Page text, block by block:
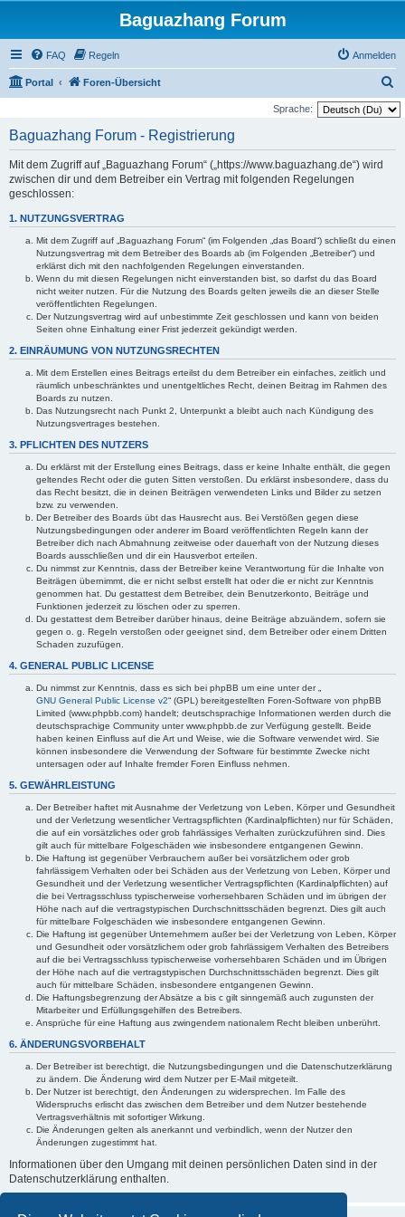
Baguazhang Forum
FAQ Regeln Anmelden
Portal Foren-Übersicht
u
Sprache:
Baguazhang Forum - Registrierung
Mit dem Zugriff auf „Baguazhang Forum“ („https://www.baguazhang.de“) wird
zwischen dir und dem Betreiber ein Vertrag mit folgenden Regelungen
geschlossen:
1. NUTZUNGSVERTRAG
Mit dem Zugriff auf „Baguazhang Forum“ (im Folgenden „das Board“) schließt du einen
Nutzungsvertrag mit dem Betreiber des Boards ab (im Folgenden „Betreiber“) und
erklärst dich mit den nachfolgenden Regelungen einverstanden.
Wenn du mit diesen Regelungen nicht einverstanden bist, so darfst du das Board
nicht weiter nutzen. Für die Nutzung des Boards gelten jeweils die an dieser Stelle
veröffentlichten Regelungen.
Der Nutzungsvertrag wird auf unbestimmte Zeit geschlossen und kann von beiden
Seiten ohne Einhaltung einer Frist jederzeit gekündigt werden.
2. EINRÄUMUNG VON NUTZUNGSRECHTEN
Mit dem Erstellen eines Beitrags erteilst du dem Betreiber ein einfaches, zeitlich und
räumlich unbeschränktes und unentgeltliches Recht, deinen Beitrag im Rahmen des
Boards zu nutzen.
Das Nutzungsrecht nach Punkt 2, Unterpunkt a bleibt auch nach Kündigung des
Nutzungsvertrages bestehen.
3. PFLICHTEN DES NUTZERS
Du erklärst mit der Erstellung eines Beitrags, dass er keine Inhalte enthält, die gegen
geltendes Recht oder die guten Sitten verstoßen. Du erklärst insbesondere, dass du
das Recht besitzt, die in deinen Beiträgen verwendeten Links und Bilder zu setzen
bzw. zu verwenden.
Der Betreiber des Boards übt das Hausrecht aus. Bei Verstößen gegen diese
Nutzungsbedingungen oder anderer im Board veröffentlichten Regeln kann der
Betreiber dich nach Abmahnung zeitweise oder dauerhaft von der Nutzung dieses
Boards ausschließen und dir ein Hausverbot erteilen.
Du nimmst zur Kenntnis, dass der Betreiber keine Verantwortung für die Inhalte von
Beiträgen übernimmt, die er nicht selbst erstellt hat oder die er nicht zur Kenntnis
genommen hat. Du gestattest dem Betreiber, dein Benutzerkonto, Beiträge und
Funktionen jederzeit zu löschen oder zu sperren.
Du gestattest dem Betreiber darüber hinaus, deine Beiträge abzuändern, sofern sie
gegen o. g. Regeln verstoßen oder geeignet sind, dem Betreiber oder einem Dritten
Schaden zuzufügen.
4. GENERAL PUBLIC LICENSE
Du nimmst zur Kenntnis, dass es sich bei phpBB um eine unter der „
GNU General Public License v2“ (GPL) bereitgestellten Foren-Software von phpBB
Limited (www.phpbb.com) handelt; deutschsprachige Informationen werden durch die
deutschsprachige Community unter www.phpbb.de zur Verfügung gestellt. Beide
haben keinen Einfluss auf die Art und Weise, wie die Software verwendet wird. Sie
können insbesondere die Verwendung der Software für bestimmte Zwecke nicht
untersagen oder auf Inhalte fremder Foren Einfluss nehmen.
5. GEWÄHRLEISTUNG
Der Betreiber haftet mit Ausnahme der Verletzung von Leben, Körper und Gesundheit
und der Verletzung wesentlicher Vertragspflichten (Kardinalpflichten) nur für Schäden,
die auf ein vorsätzliches oder grob fahrlässiges Verhalten zurückzuführen sind. Dies
gilt auch für mittelbare Folgeschäden wie insbesondere entgangenen Gewinn.
Die Haftung ist gegenüber Verbrauchern außer bei vorsätzlichem oder grob
fahrlässigem Verhalten oder bei Schäden aus der Verletzung von Leben, Körper und
Gesundheit und der Verletzung wesentlicher Vertragspflichten (Kardinalpflichten) auf
die bei Vertragsschluss typischerweise vorhersehbaren Schäden und im übrigen der
Höhe nach auf die vertragstypischen Durchschnittsschäden begrenzt. Dies gilt auch
für mittelbare Folgeschäden wie insbesondere entgangenen Gewinn.
Die Haftung ist gegenüber Unternehmern außer bei der Verletzung von Leben, Körper
und Gesundheit oder vorsätzlichem oder grob fahrlässigem Verhalten des Betreibers
auf die bei Vertragsschluss typischerweise vorhersehbaren Schäden und im Übrigen
der Höhe nach auf die vertragstypischen Durchschnittsschäden begrenzt. Dies gilt
auch für mittelbare Schäden, insbesondere entgangenen Gewinn.
Die Haftungsbegrenzung der Absätze a bis c gilt sinngemäß auch zugunsten der
Mitarbeiter und Erfüllungsgehilfen des Betreibers.
Ansprüche für eine Haftung aus zwingendem nationalem Recht bleiben unberührt.
6. ÄNDERUNGSVORBEHALT
Der Betreiber ist berechtigt, die Nutzungsbedingungen und die Datenschutzerklärung
zu ändern. Die Änderung wird dem Nutzer per E-Mail mitgeteilt.
Der Nutzer ist berechtigt, den Änderungen zu widersprechen. Im Falle des
Widerspruchs erlischt das zwischen dem Betreiber und dem Nutzer bestehende
Vertragsverhältnis mit sofortiger Wirkung.
Die Änderungen gelten als anerkannt und verbindlich, wenn der Nutzer den
Änderungen zugestimmt hat.
Informationen über den Umgang mit deinen persönlichen Daten sind in der
Datenschutzerklärung enthalten.